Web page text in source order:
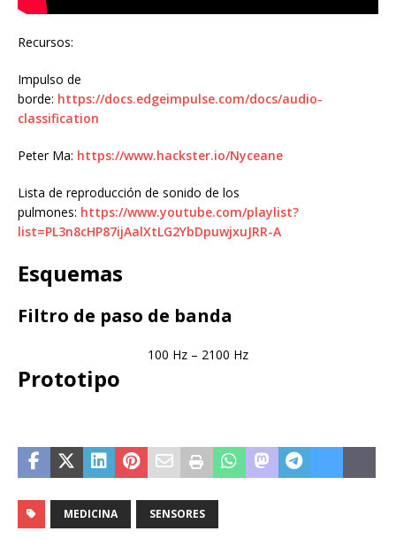
Recursos:
Impulso de
borde: https://docs.edgeimpulse.com/docs/audio-
classification
Peter Ma: https://www.hackster.io/Nyceane
Lista de reproducción de sonido de los
pulmones: https://www.youtube.com/playlist?
list=PL3n8cHP87ijAalXtLG2YbDpuwjxuJRR-A
Esquemas
Filtro de paso de banda
100 Hz – 2100 Hz
Prototipo
MEDICINA SENSORES